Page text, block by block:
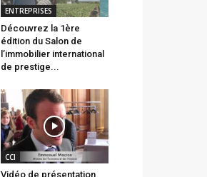
ENTREPRISES
Découvrez la 1ère
édition du Salon de
l’immobilier international
de prestige...
CCI
Vidéo de présentation